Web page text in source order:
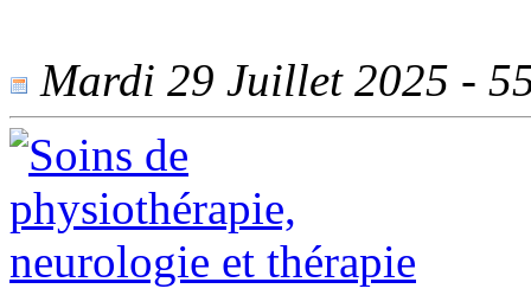
Mardi 29 Juillet 2025 -